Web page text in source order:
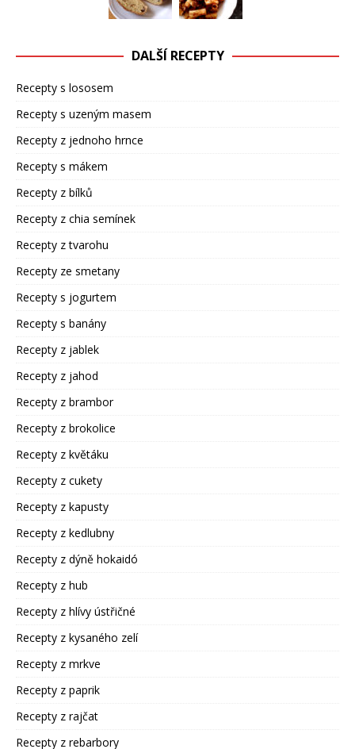
DALŠÍ RECEPTY
Recepty s lososem
Recepty s uzeným masem
Recepty z jednoho hrnce
Recepty s mákem
Recepty z bílků
Recepty z chia semínek
Recepty z tvarohu
Recepty ze smetany
Recepty s jogurtem
Recepty s banány
Recepty z jablek
Recepty z jahod
Recepty z brambor
Recepty z brokolice
Recepty z květáku
Recepty z cukety
Recepty z kapusty
Recepty z kedlubny
Recepty z dýně hokaidó
Recepty z hub
Recepty z hlívy ústřičné
Recepty z kysaného zelí
Recepty z mrkve
Recepty z paprik
Recepty z rajčat
Recepty z rebarbory